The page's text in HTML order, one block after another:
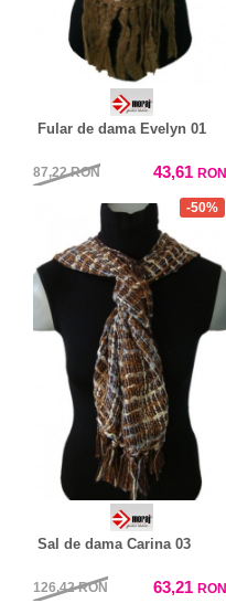
Fular de dama Evelyn 01
87,22RON 43,61 RON
-50%
Sal de dama Carina 03
126,42RON 63,21 RON